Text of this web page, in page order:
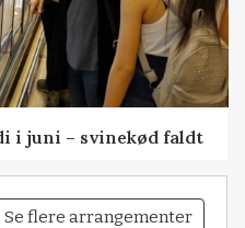
i juni – svinekød faldt
Se flere arrangementer